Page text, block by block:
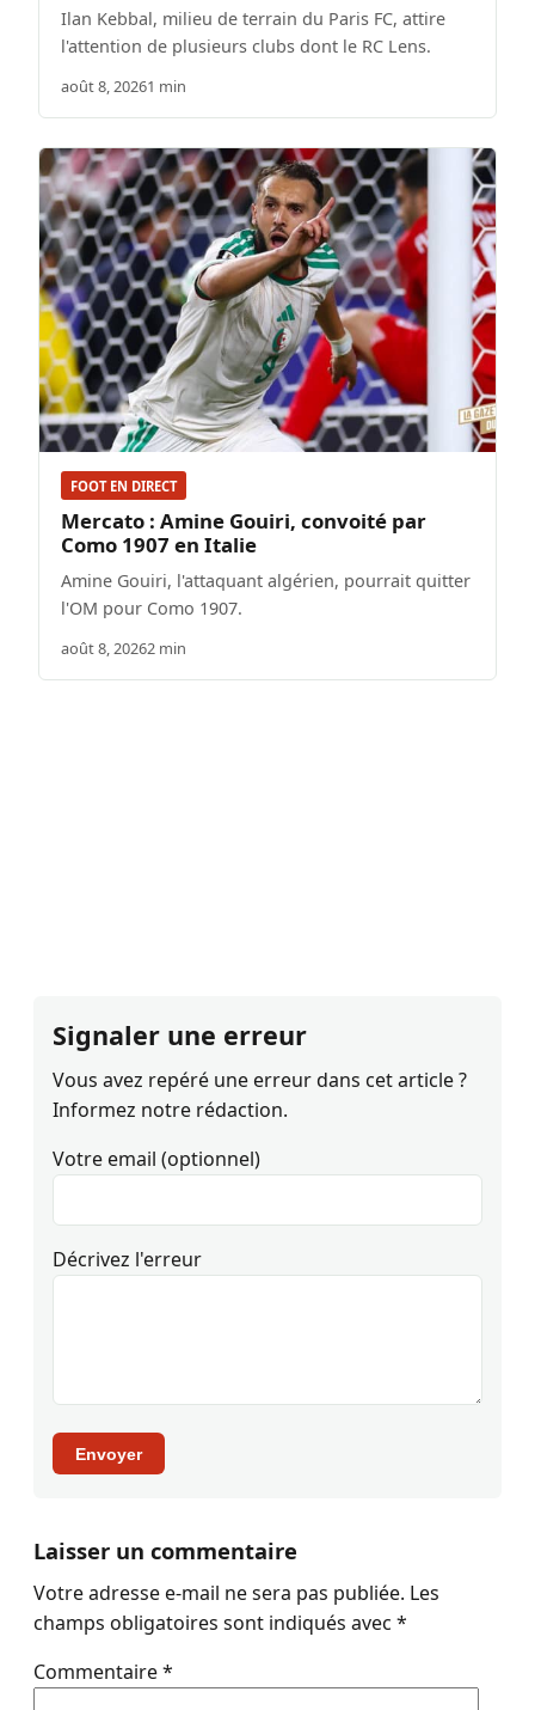
Ilan Kebbal, milieu de terrain du Paris FC, attire
l'attention de plusieurs clubs dont le RC Lens.
août 8, 20261 min
FOOT EN DIRECT
Mercato : Amine Gouiri, convoité par
Como 1907 en Italie
Amine Gouiri, l'attaquant algérien, pourrait quitter
l'OM pour Como 1907.
août 8, 20262 min
Signaler une erreur
Vous avez repéré une erreur dans cet article ?
Informez notre rédaction.
Votre email (optionnel)
Décrivez l'erreur
Envoyer
Laisser un commentaire
Votre adresse e-mail ne sera pas publiée. Les
champs obligatoires sont indiqués avec *
Commentaire*